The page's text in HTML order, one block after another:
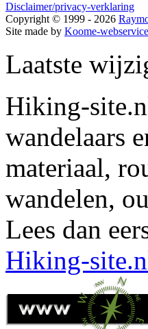
Disclaimer/privacy-verklaring
Copyright © 1999 - 2026
Site made by Koome-
Laatste
Hiking-
wandelaars
materiaal,
wandelen,
Lees dan
Hiking-